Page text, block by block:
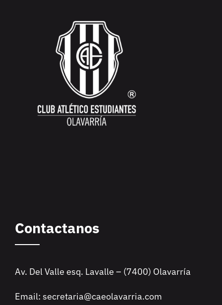
Contactanos
Av. Del Valle esq. Lavalle – (7400) Olavarría
Email: secretaria@caeolavarria.com